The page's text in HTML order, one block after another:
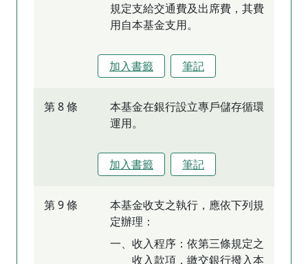
規定支給交通費及出席費，其費
用自本基金支用。
加入書籤 筆記
第 8 條
本基金在銀行設立專戶儲存循環
運用。
加入書籤 筆記
第 9 條
本基金收支之執行，應依下列規
定辦理：
一、收入程序：依第三條規定之
收入款項，繳交銀行撥入本